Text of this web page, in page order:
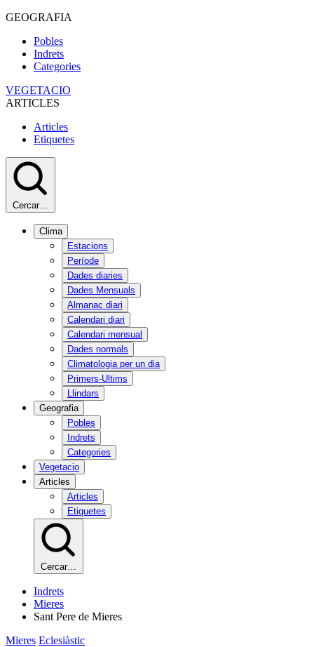
GEOGRAFIA
Pobles
Indrets
Categories
VEGETACIO
ARTICLES
Articles
Etiquetes
Cercar…
Clima
Estacions
Període
Dades diaries
Dades Mensuals
Almanac diari
Calendari diari
Calendari mensual
Dades normals
Climatologia per un dia
Primers-Ultims
Llindars
Geografia
Pobles
Indrets
Categories
Vegetacio
Articles
Articles
Etiquetes
Cercar…
Indrets
Mieres
Sant Pere de Mieres
Mieres Eclesiàstic